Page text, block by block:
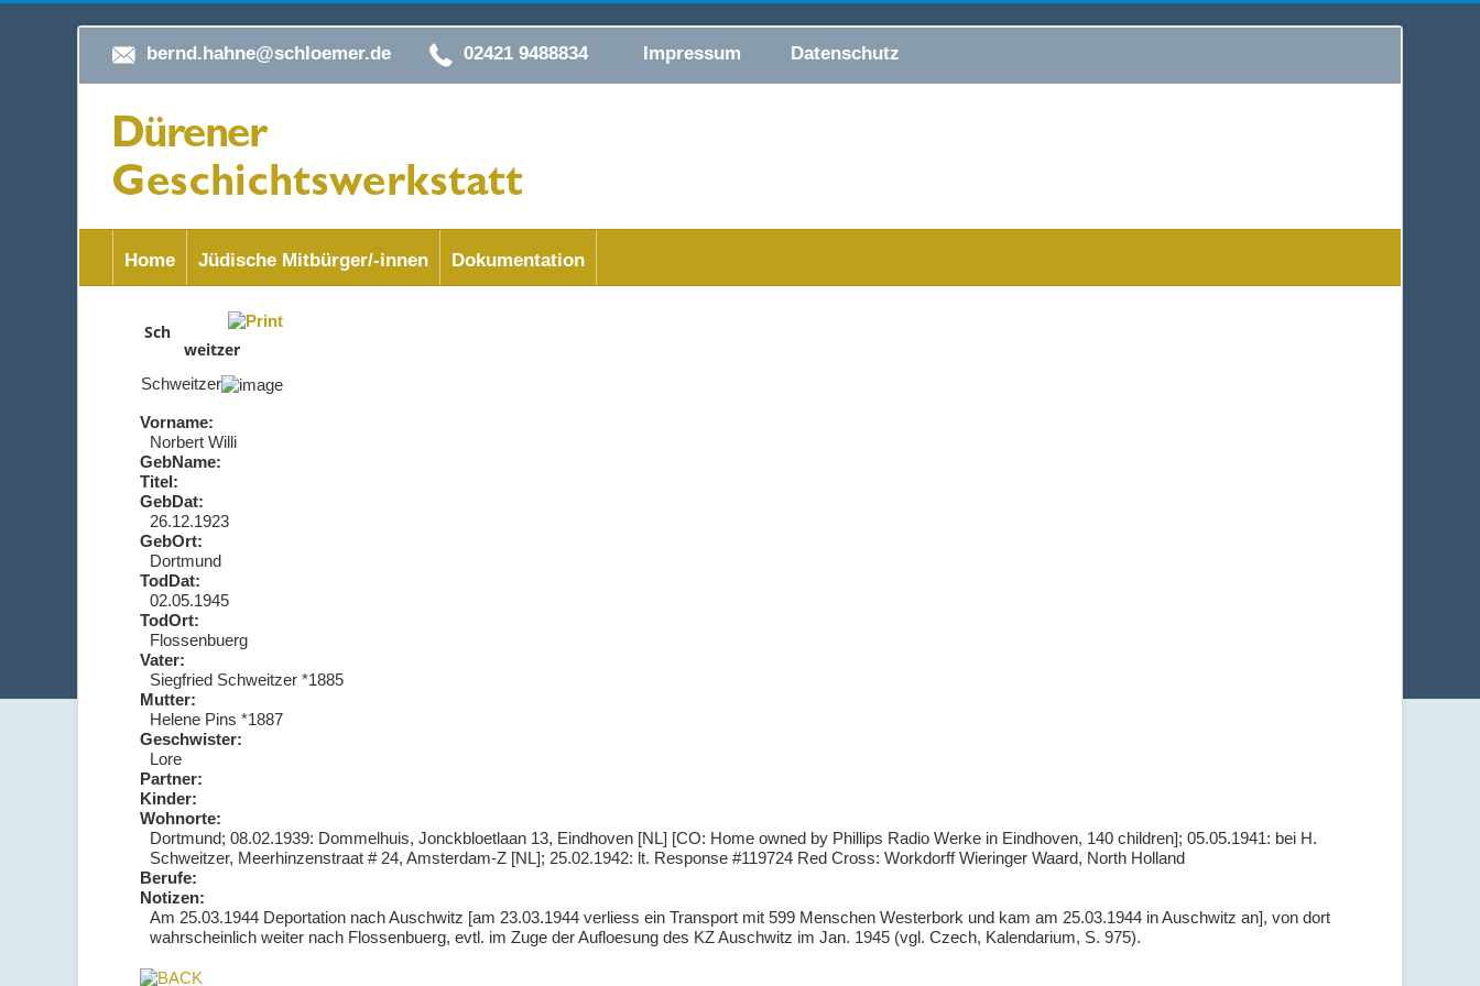
bernd.hahne@schloemer.de 02421 9488834 Impressum Datenschutz
Home Jüdische Mitbürger/-innen Dokumentation
Sch
weitzer
Schweitzer
Vorname:
Norbert Willi
GebName:
Titel:
GebDat:
26.12.1923
GebOrt:
Dortmund
TodDat:
02.05.1945
TodOrt:
Flossenbuerg
Vater:
Siegfried Schweitzer *1885
Mutter:
Helene Pins *1887
Geschwister:
Lore
Partner:
Kinder:
Wohnorte:
Dortmund; 08.02.1939: Dommelhuis, Jonckbloetlaan 13, Eindhoven [NL] [CO: Home owned by Phillips Radio Werke in Eindhoven, 140 children]; 05.05.1941: bei H.
Schweitzer, Meerhinzenstraat # 24, Amsterdam-Z [NL]; 25.02.1942: lt. Response #119724 Red Cross: Workdorff Wieringer Waard, North Holland
Berufe:
Notizen:
Am 25.03.1944 Deportation nach Auschwitz [am 23.03.1944 verliess ein Transport mit 599 Menschen Westerbork und kam am 25.03.1944 in Auschwitz an], von dort
wahrscheinlich weiter nach Flossenbuerg, evtl. im Zuge der Aufloesung des KZ Auschwitz im Jan. 1945 (vgl. Czech, Kalendarium, S. 975).